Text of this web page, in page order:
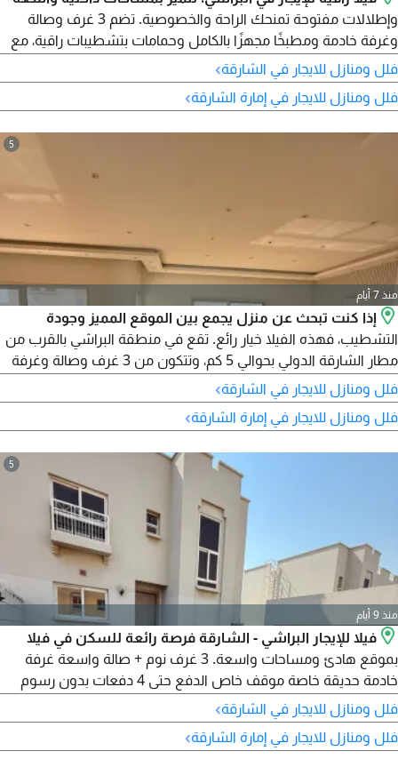
وإطلالات مفتوحة تمنحك الراحة والخصوصية. تضم 3 غرف وصالة
وغرفة خادمة ومطبخًا مجهزًا بالكامل وحمامات بتشطيبات راقية، مع
جاردن خاص وموقف ونظام كاميرات مراقبة. موقعها قريب من مطار
الشارقة الدولي بحوالي 5 كم، والإيجار 110,000 درهم مع خطة سداد
مرنة.
فلل ومنازل للايجار في الشارقة›
فلل ومنازل للايجار في إمارة الشارقة›
5
منذ 7 أيام
إذا كنت تبحث عن منزل يجمع بين الموقع المميز وجودة
التشطيب، فهذه الفيلا خيار رائع. تقع في منطقة البراشي بالقرب من
مطار الشارقة الدولي بحوالي 5 كم، وتتكون من 3 غرف وصالة وغرفة
خادمة، مع مطبخ مجهز بالكامل وحمامات فاخرة وجاردن خاص
وموقف سيارات ونظام كاميرات مراقبة.
فلل ومنازل للايجار في الشارقة›
فلل ومنازل للايجار في إمارة الشارقة›
5
منذ 9 أيام
فيلا للإيجار البراشي - الشارقة فرصة رائعة للسكن في فيلا
بموقع هادئ ومساحات واسعة. 3 غرف نوم + صالة واسعة غرفة
خادمة حديقة خاصة موقف خاص الدفع حتى 4 دفعات بدون رسوم
ادارية الإيجار السنوي 110000 درهم فقط للتواصل واتساب أو اتصال
فيلا جاهزة للسكن، مثالية للعائلات الباحثة عن الراحة والخصوصية.
احجز موعد المعاينة الآن قبل فوات الفرصة الشارقة البراشي فيلا -
فلل ومنازل للايجار في الشارقة›
فلل ومنازل للايجار في إمارة الشارقة›